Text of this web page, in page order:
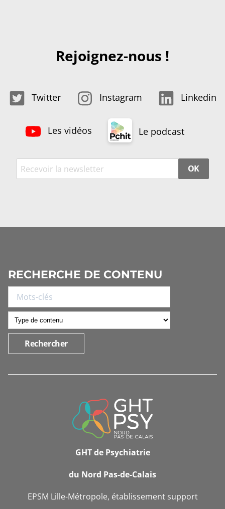
Rejoignez-nous !
Twitter Instagram Linkedin
Les vidéos Le podcast
OK
RECHERCHE DE CONTENU
INFORMATIONS
GHT de Psychiatrie
du Nord Pas-de-Calais
EPSM Lille-Métropole, établissement support